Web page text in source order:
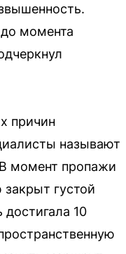
момента
причин
называют
момент пропажи
густой
10